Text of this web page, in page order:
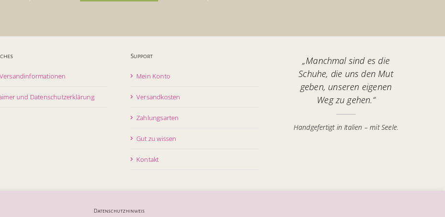
und Datenschutzerklärung
Support
Mein Konto
Versandkosten
Zahlungsarten
Gut zu wissen
Kontakt
„Manchmal sind es die
Schuhe, die uns den Mut
geben, unseren eigenen
Weg zu gehen.“
Handgefertigt in Italien – mit Seele.
Datenschutzhinweis